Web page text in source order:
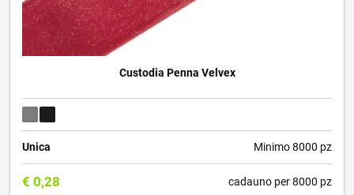
Custodia Penna Velvex
Unica Minimo 8000 pz
€ 0,28 cadauno per 8000 pz